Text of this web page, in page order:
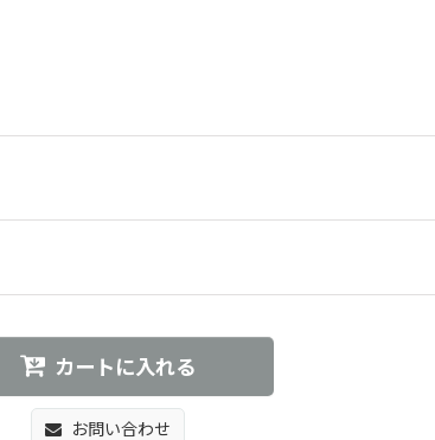
カートに入れる
お問い合わせ